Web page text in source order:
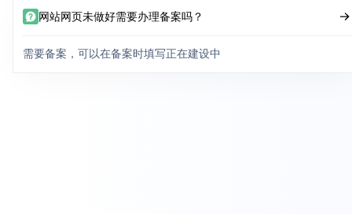
网站网页未做好需要办理备案吗？
需要备案，可以在备案时填写正在建设中